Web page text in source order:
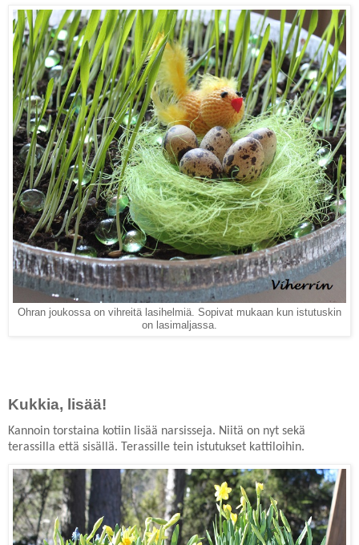
Ohran joukossa on vihreitä lasihelmiä. Sopivat mukaan kun istutuskin
on lasimaljassa.
Kukkia, lisää!
Kannoin torstaina kotiin lisää narsisseja. Niitä on nyt sekä
terassilla että sisällä. Terassille tein istutukset kattiloihin.